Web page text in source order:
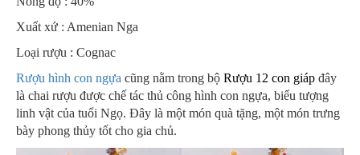
Xuất xứ : Amenian Nga
Loại rượu : Cognac
Rượu hình con ngựa cũng nằm trong bộ Rượu 12 con giáp đây
là chai rượu được chế tác thủ công hình con ngựa, biểu tượng
linh vật của tuổi Ngọ. Đây là một món quà tặng, một món trưng
bày phong thủy tốt cho gia chủ.